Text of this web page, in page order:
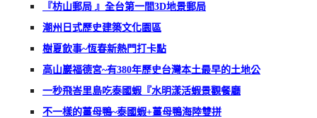
『枋山郵局 』全台第一間3D地景郵局
潮州日式歷史建築文化園區
樹夏飲事~恆春新熱門打卡點
高山巖福德宮~有380年歷史台灣本土最早的土地公
一秒飛峇里島吃泰國蝦『水明漾活蝦景觀餐廳
不一樣的薑母鴨~泰國蝦+薑母鴨海陸雙拼